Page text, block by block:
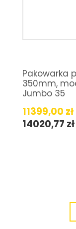
Pakowarka
350mm,
Jumbo 35
11399,00 zł
14020,77 zł